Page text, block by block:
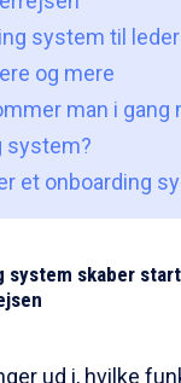
system til
og mere
man i gang
system?
et onboarding
system skaber
ud i, hvilke